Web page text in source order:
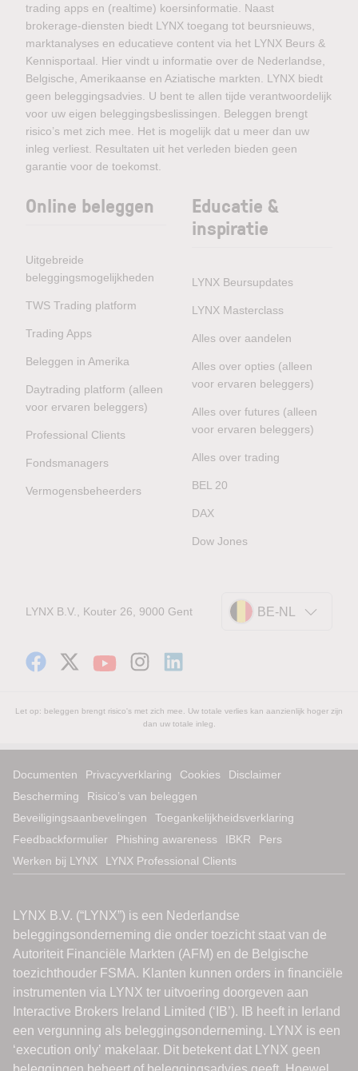
trading apps en (realtime) koersinformatie. Naast
brokerage-diensten biedt LYNX toegang tot beursnieuws,
marktanalyses en educatieve content via het LYNX Beurs &
Kennisportaal. Hier vindt u informatie over de Nederlandse,
Belgische, Amerikaanse en Aziatische markten. LYNX biedt
geen beleggingsadvies. U bent te allen tijde verantwoordelijk
voor uw eigen beleggingsbeslissingen. Beleggen brengt
risico’s met zich mee. Het is mogelijk dat u meer dan uw
inleg verliest. Resultaten uit het verleden bieden geen
garantie voor de toekomst.
Online beleggen
Uitgebreide
beleggingsmogelijkheden
TWS Trading platform
Trading Apps
Beleggen in Amerika
Daytrading platform (alleen
voor ervaren beleggers)
Professional Clients
Fondsmanagers
Vermogensbeheerders
Educatie &
inspiratie
LYNX Beursupdates
LYNX Masterclass
Alles over aandelen
Alles over opties (alleen
voor ervaren beleggers)
Alles over futures (alleen
voor ervaren beleggers)
Alles over trading
BEL 20
DAX
Dow Jones
LYNX B.V., Kouter 26, 9000 Gent BE-NL
Let op: beleggen brengt risico's met zich mee. Uw totale verlies kan aanzienlijk hoger zijn
dan uw totale inleg.
Documenten Privacyverklaring Cookies
Disclaimer
Bescherming
Risico’s van beleggen
Beveiligingsaanbevelingen
Toegankelijkheidsverklaring
Feedbackformulier
Phishing awareness IBKR
Pers
Werken bij LYNX
LYNX Professional Clients